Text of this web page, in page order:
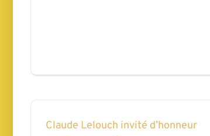
Claude Lelouch invité d’honneur